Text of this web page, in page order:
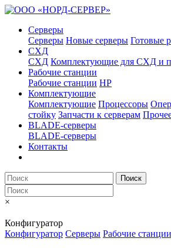
Серверы
Серверы Новые серверы Готовые
СХД
СХД Комплектующие для СХД и
Рабочие станции
Рабочие станции HP
Комплектующие
Комплектующие Процессоры
стойку Запчасти к серверам
BLADE-серверы
BLADE-серверы
Контакты
Поиск
×
Конфигуратор
Конфигуратор Серверы Рабочие станции